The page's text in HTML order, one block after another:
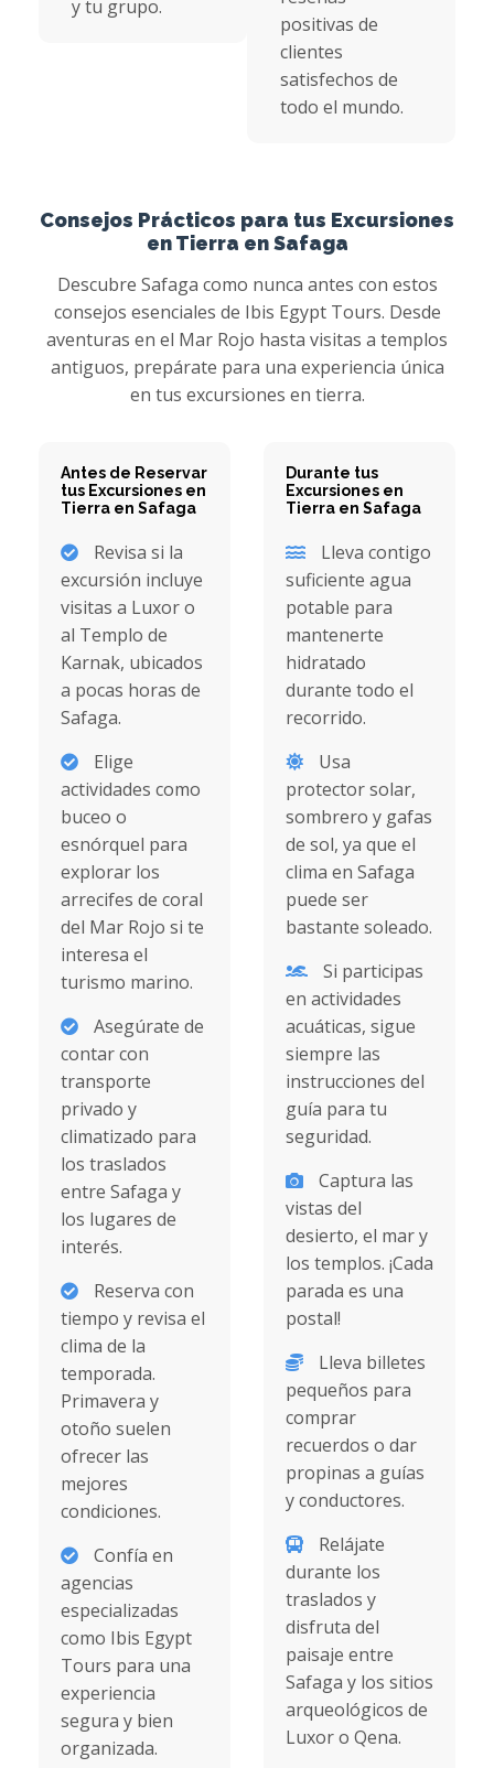
y tu grupo.
positivas de
clientes
satisfechos de
todo el mundo.
Consejos Prácticos para tus Excursiones
en Tierra en Safaga
Descubre Safaga como nunca antes con estos
consejos esenciales de Ibis Egypt Tours. Desde
aventuras en el Mar Rojo hasta visitas a templos
antiguos, prepárate para una experiencia única
en tus excursiones en tierra.
Antes de Reservar
tus Excursiones en
Tierra en Safaga
Revisa si la
excursión incluye
visitas a Luxor o
al Templo de
Karnak, ubicados
a pocas horas de
Safaga.
Elige
actividades como
buceo o
esnórquel para
explorar los
arrecifes de coral
del Mar Rojo si te
interesa el
turismo marino.
Asegúrate de
contar con
transporte
privado y
climatizado para
los traslados
entre Safaga y
los lugares de
interés.
Reserva con
tiempo y revisa el
clima de la
temporada.
Primavera y
otoño suelen
ofrecer las
mejores
condiciones.
Confía en
agencias
especializadas
como Ibis Egypt
Tours para una
experiencia
segura y bien
organizada.
Durante tus
Excursiones en
Tierra en Safaga
Lleva contigo
suficiente agua
potable para
mantenerte
hidratado
durante todo el
recorrido.
Usa
protector solar,
sombrero y gafas
de sol, ya que el
clima en Safaga
puede ser
bastante soleado.
Si participas
en actividades
acuáticas, sigue
siempre las
instrucciones del
guía para tu
seguridad.
Captura las
vistas del
desierto, el mar y
los templos. ¡Cada
parada es una
postal!
Lleva billetes
pequeños para
comprar
recuerdos o dar
propinas a guías
y conductores.
Relájate
durante los
traslados y
disfruta del
paisaje entre
Safaga y los sitios
arqueológicos de
Luxor o Qena.